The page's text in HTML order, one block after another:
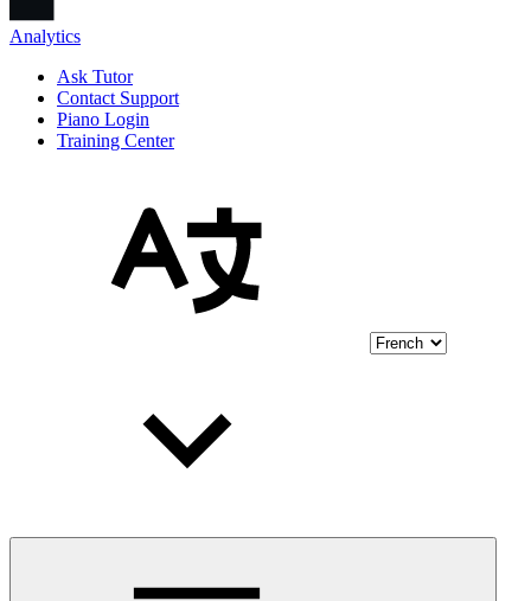
Analytics
Ask Tutor
Contact Support
Piano Login
Training Center